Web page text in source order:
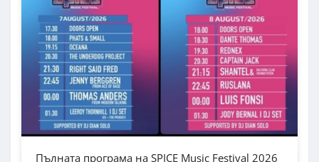
Пълната програма на SPICE Music Festival 2026